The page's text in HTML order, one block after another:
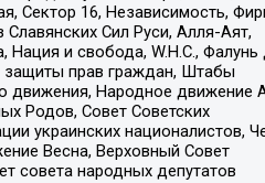
Сектор 16, Независимость,
Сил Руси, Алля-Аят,
Нация и свобода, W.H.С.,
прав граждан, Штабы
движения, Народное движение
Родов, Совет Советских
украинских националистов,
Весна, Верховный Совет
совета народных депутатов